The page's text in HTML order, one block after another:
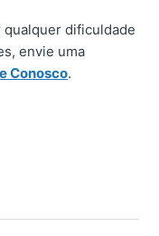
dificuldade
envie uma
Conosco.